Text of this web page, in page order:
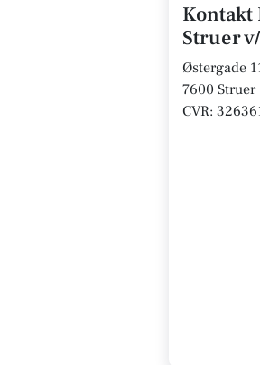
Struer
Østergade
7600 Struer
CVR: